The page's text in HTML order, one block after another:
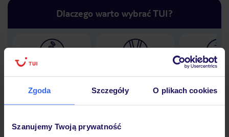
Zgoda Szczegóły O plikach cookies
Szanujemy Twoją prywatność
Dlaczego warto wybrać TUI?
Lider niskich cen
podróży w Polsce
30 lat w